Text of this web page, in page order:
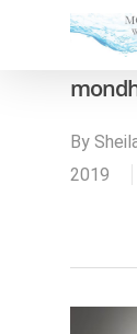
De
By
2019